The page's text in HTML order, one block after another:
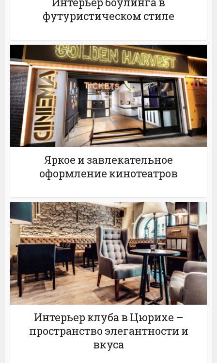
футуристическом стиле
Яркое и завлекательное
оформление кинотеатров
Интерьер клуба в Цюрихе –
пространство элегантности и
вкуса